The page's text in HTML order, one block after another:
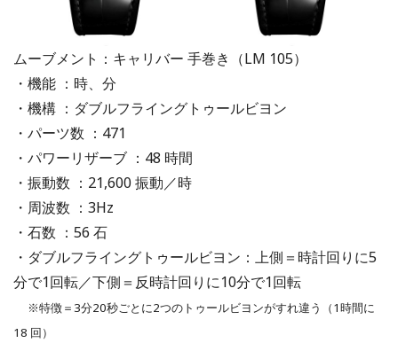
ムーブメント：キャリバー 手巻き（LM 105）
・機能 ：時、分
・機構 ：ダブルフライングトゥールビヨン
・パーツ数 ：471
・パワーリザーブ ：48 時間
・振動数 ：21,600 振動／時
・周波数 ：3Hz
・石数 ：56 石
・ダブルフライングトゥールビヨン：上側＝時計回りに5
分で1回転／下側＝反時計回りに10分で1回転
※特徴＝3分20秒ごとに2つのトゥールビヨンがすれ違う（1時間に
18 回）